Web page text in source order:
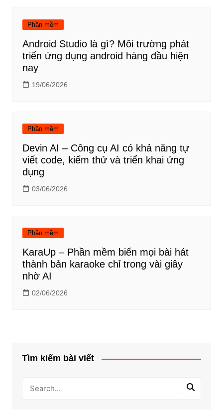
Phần mềm
Android Studio là gì? Môi trường phát
triển ứng dụng android hàng đầu hiện
nay
19/06/2026
Phần mềm
Devin AI – Công cụ AI có khả năng tự
viết code, kiểm thử và triển khai ứng
dụng
03/06/2026
Phần mềm
KaraUp – Phần mềm biến mọi bài hát
thành bản karaoke chỉ trong vài giây
nhờ AI
02/06/2026
Tìm kiếm bài viết